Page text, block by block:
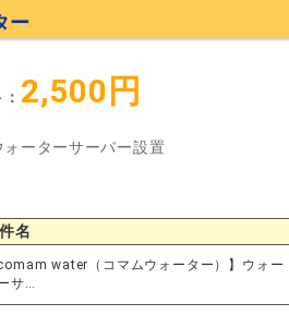
ー
2,500円
ーターサーバー設置
名
comam water（コマムウォーター）】ウォー
サ…